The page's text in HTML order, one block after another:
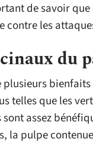
de savoir
contre les
du
telles que les
assez
la pulpe